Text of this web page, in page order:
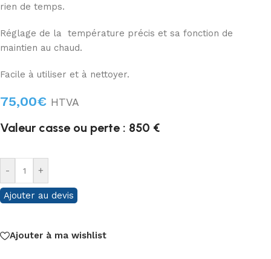
rien de temps.
Réglage de la température précis et sa fonction de
maintien au chaud.
Facile à utiliser et à nettoyer.
75,00€ HTVA
Valeur casse ou perte : 850 €
- +
Ajouter au devis
Ajouter à ma wishlist